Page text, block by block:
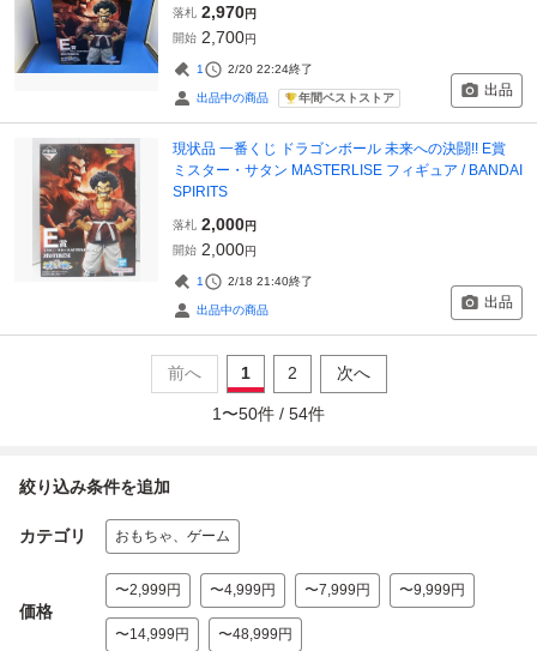
落札 2,970円
開始 2,700円
1 2/20 22:24終了
出品中の商品 年間ベストストア 出品
現状品 一番くじ ドラゴンボール 未来への決闘!! E賞
ミスター・サタン MASTERLISE フィギュア / BANDAI
SPIRITS
落札 2,000円
開始 2,000円
1 2/18 21:40終了
出品中の商品 出品
前へ 1 2 次へ
1 〜50件 / 54件
絞り込み条件を追加
カテゴリ おもちゃ、ゲーム
価格
〜2,999円 〜4,999円 〜7,999円 〜9,999円
〜14,999円 〜48,999円